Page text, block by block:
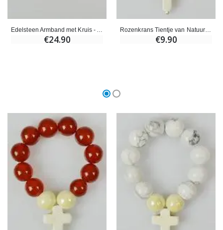
€24.90
Rozenkrans Tientje van Natuursteen - Lavasteen
€9.90